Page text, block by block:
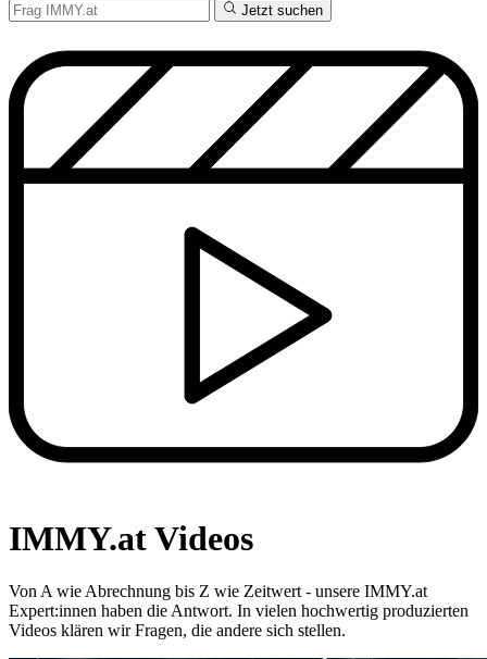
Jetzt suchen
IMMY.at Videos
Von A wie Abrechnung bis Z wie Zeitwert - unsere IMMY.at
Expert:innen haben die Antwort. In vielen hochwertig produzierten
Videos klären wir Fragen, die andere sich stellen.